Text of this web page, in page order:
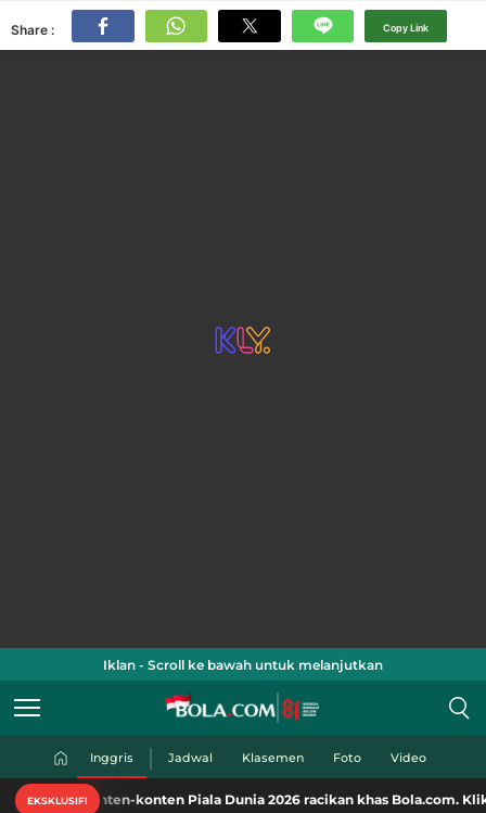
Share : Copy Link
Iklan - Scroll ke bawah untuk melanjutkan
Inggris Jadwal Klasemen Foto Video
EKSKLUSIF!
konten Piala Dunia 2026 racikan khas Bola.com. Klik di sini!